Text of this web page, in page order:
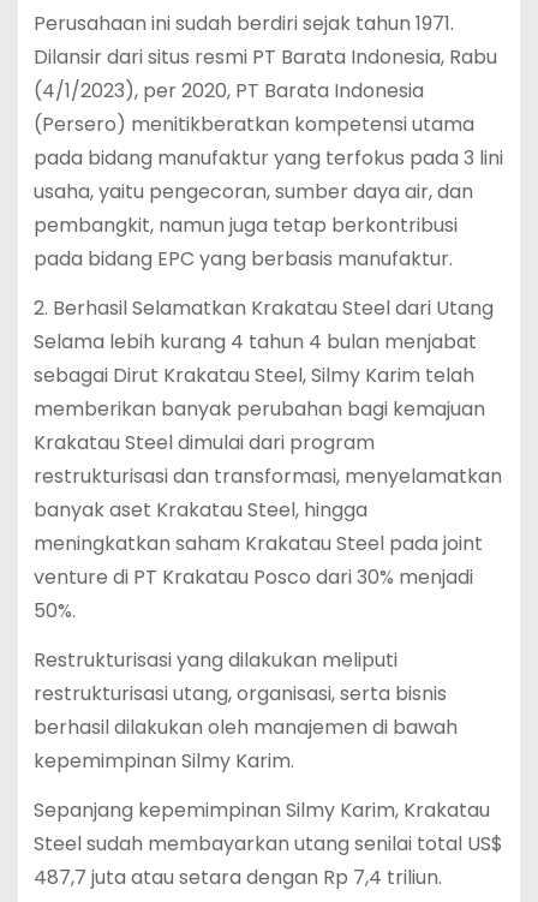
Perusahaan ini sudah berdiri sejak tahun 1971.
Dilansir dari situs resmi PT Barata Indonesia, Rabu
(4/1/2023), per 2020, PT Barata Indonesia
(Persero) menitikberatkan kompetensi utama
pada bidang manufaktur yang terfokus pada 3 lini
usaha, yaitu pengecoran, sumber daya air, dan
pembangkit, namun juga tetap berkontribusi
pada bidang EPC yang berbasis manufaktur.
2. Berhasil Selamatkan Krakatau Steel dari Utang
Selama lebih kurang 4 tahun 4 bulan menjabat
sebagai Dirut Krakatau Steel, Silmy Karim telah
memberikan banyak perubahan bagi kemajuan
Krakatau Steel dimulai dari program
restrukturisasi dan transformasi, menyelamatkan
banyak aset Krakatau Steel, hingga
meningkatkan saham Krakatau Steel pada joint
venture di PT Krakatau Posco dari 30% menjadi
50%.
Restrukturisasi yang dilakukan meliputi
restrukturisasi utang, organisasi, serta bisnis
berhasil dilakukan oleh manajemen di bawah
kepemimpinan Silmy Karim.
Sepanjang kepemimpinan Silmy Karim, Krakatau
Steel sudah membayarkan utang senilai total US$
487,7 juta atau setara dengan Rp 7,4 triliun.